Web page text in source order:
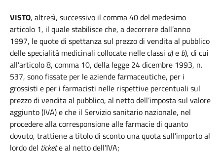
VISTO, altresì, successivo il comma 40 del medesimo
articolo 1, il quale stabilisce che, a decorrere dall’anno
1997, le quote di spettanza sul prezzo di vendita al pubblico
delle specialità medicinali collocate nelle classi a) e b), di cui
all’articolo 8, comma 10, della legge 24 dicembre 1993, n.
537, sono fissate per le aziende farmaceutiche, per i
grossisti e per i farmacisti nelle rispettive percentuali sul
prezzo di vendita al pubblico, al netto dell’imposta sul valore
aggiunto (IVA) e che il Servizio sanitario nazionale, nel
procedere alla corresponsione alle farmacie di quanto
dovuto, trattiene a titolo di sconto una quota sull’importo al
lordo del tickete al netto dell’IVA;